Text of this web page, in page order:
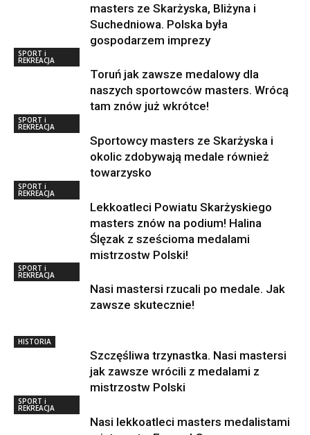
masters ze Skarżyska, Bliżyna i
Suchedniowa. Polska była
gospodarzem imprezy
SPORT i
REKREACJA
Toruń jak zawsze medalowy dla
naszych sportowców masters. Wrócą
tam znów już wkrótce!
SPORT i
REKREACJA
Sportowcy masters ze Skarżyska i
okolic zdobywają medale również
towarzysko
SPORT i
REKREACJA
Lekkoatleci Powiatu Skarżyskiego
masters znów na podium! Halina
Ślęzak z sześcioma medalami
mistrzostw Polski!
SPORT i
REKREACJA
Nasi mastersi rzucali po medale. Jak
zawsze skutecznie!
HISTORIA
Szczęśliwa trzynastka. Nasi mastersi
jak zawsze wrócili z medalami z
mistrzostw Polski
SPORT i
REKREACJA
Nasi lekkoatleci masters medalistami